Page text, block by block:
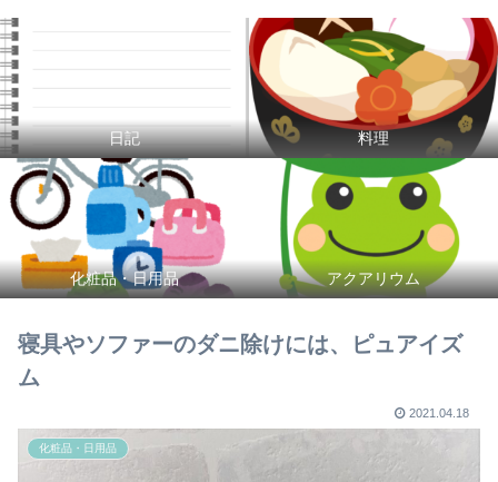
日記 料理
化粧品・日用品 アクアリウム
寝具やソファーのダニ除けには、ピュアイズ
ム
2021.04.18
化粧品・日用品